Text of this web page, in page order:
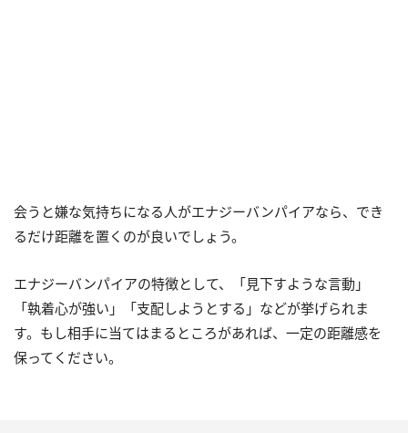
会うと嫌な気持ちになる人がエナジーバンパイアなら、でき
るだけ距離を置くのが良いでしょう。
エナジーバンパイアの特徴として、「見下すような言動」
「執着心が強い」「支配しようとする」などが挙げられま
す。もし相手に当てはまるところがあれば、一定の距離感を
保ってください。